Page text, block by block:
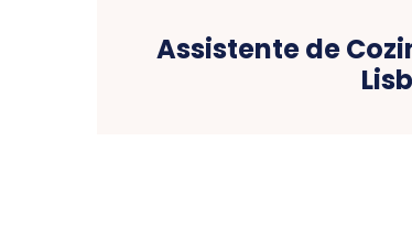
Assistente de